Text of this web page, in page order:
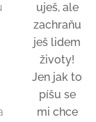
uješ, ale
zachraňu
ješ lidem
životy!
Jen jak to
píšu se
mi chce